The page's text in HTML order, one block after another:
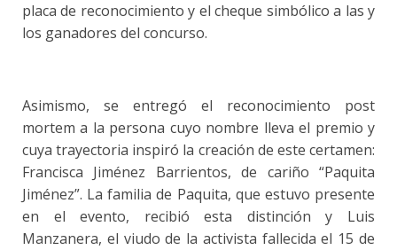
placa de reconocimiento y el cheque simbólico a las y
los ganadores del concurso.
Asimismo, se entregó el reconocimiento post
mortem a la persona cuyo nombre lleva el premio y
cuya trayectoria inspiró la creación de este certamen:
Francisca Jiménez Barrientos, de cariño “Paquita
Jiménez”. La familia de Paquita, que estuvo presente
en el evento, recibió esta distinción y Luis
Manzanera, el viudo de la activista fallecida el 15 de